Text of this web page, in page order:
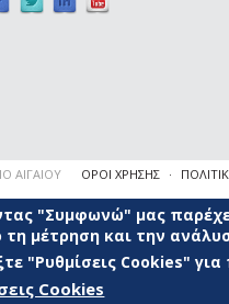
ΑΙΓΑΙΟΥ ΟΡΟΙ ΧΡΗΣΗΣ
"Συμφωνώ" μας
μέτρηση και την
"Ρυθμίσεις Cookies"
Cookies